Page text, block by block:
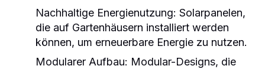
Nachhaltige Energienutzung: Solarpanelen,
die auf Gartenhäusern installiert werden
können, um erneuerbare Energie zu nutzen.
Modularer Aufbau: Modular-Designs, die